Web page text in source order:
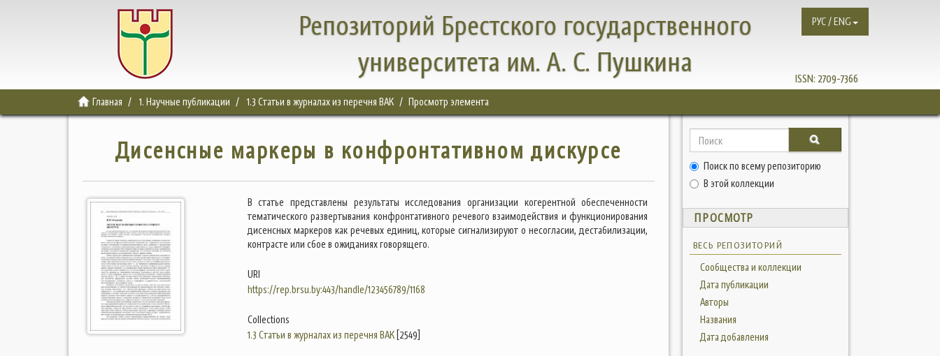
Репозиторий Брестского государственного
университета им. А. С. Пушкина
ISSN: 2709-7366
РУС / ENG
Главная 1. Научные публикации 1.3 Статьи в журналах из перечня ВАК Просмотр элемента
Дисенсные маркеры в конфронтативном дискурсе
В статье представлены результаты исследования организации когерентной обеспеченности
тематического развертывания конфронтативного речевого взаимодействия и функционирования
дисенсных маркеров как речевых единиц, которые сигнализируют о несогласии, дестабилизации,
контрасте или сбое в ожиданиях говорящего.
URI
https://rep.brsu.by:443/handle/123456789/1168
Collections
1.3 Статьи в журналах из перечня ВАК[2549]
Поиск по всему репозиторию
В этой коллекции
ПРОСМОТР
ВЕСЬ РЕПОЗИТОРИЙ
Сообщества и коллекции
Дата публикации
Авторы
Названия
Дата добавления